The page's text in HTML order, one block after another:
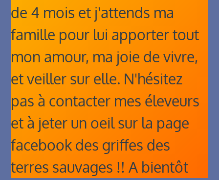
de 4 mois et j'attends ma
famille pour lui apporter tout
mon amour, ma joie de vivre,
et veiller sur elle. N'hésitez
pas à contacter mes éleveurs
et à jeter un oeil sur la page
facebook des griffes des
terres sauvages !! A bientôt